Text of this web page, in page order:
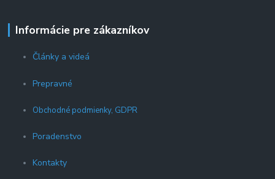
Informácie pre zákazníkov
Články a videá
Prepravné
Obchodné podmienky, GDPR
Poradenstvo
Kontakty